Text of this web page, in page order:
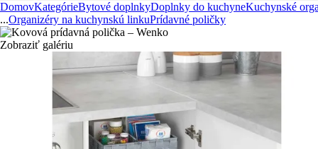
DomovKategórieBytové doplnkyDoplnky do kuchyneKuchynské
...Organizéry na kuchynskú linkuPrídavné poličky
Zobraziť galériu